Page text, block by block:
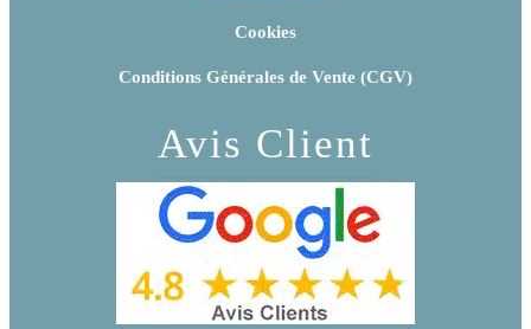
Cookies
Conditions Générales de Vente (CGV)
Avis Client